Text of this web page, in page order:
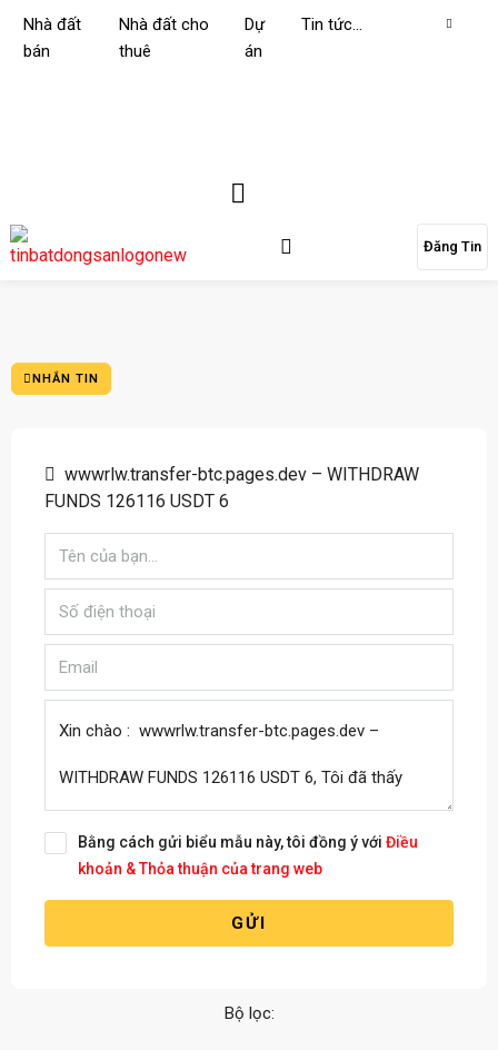
Nhà đất
bán
Nhà đất cho
thuê
Dự
án
Tin tức…
Đăng Tin
NHẮN TIN
wwwrlw.transfer-btc.pages.dev – WITHDRAW
FUNDS 126116 USDT 6
Bằng cách gửi biểu mẫu này, tôi đồng ý với Điều
khoản & Thỏa thuận của trang web
GỬI
Bộ lọc: